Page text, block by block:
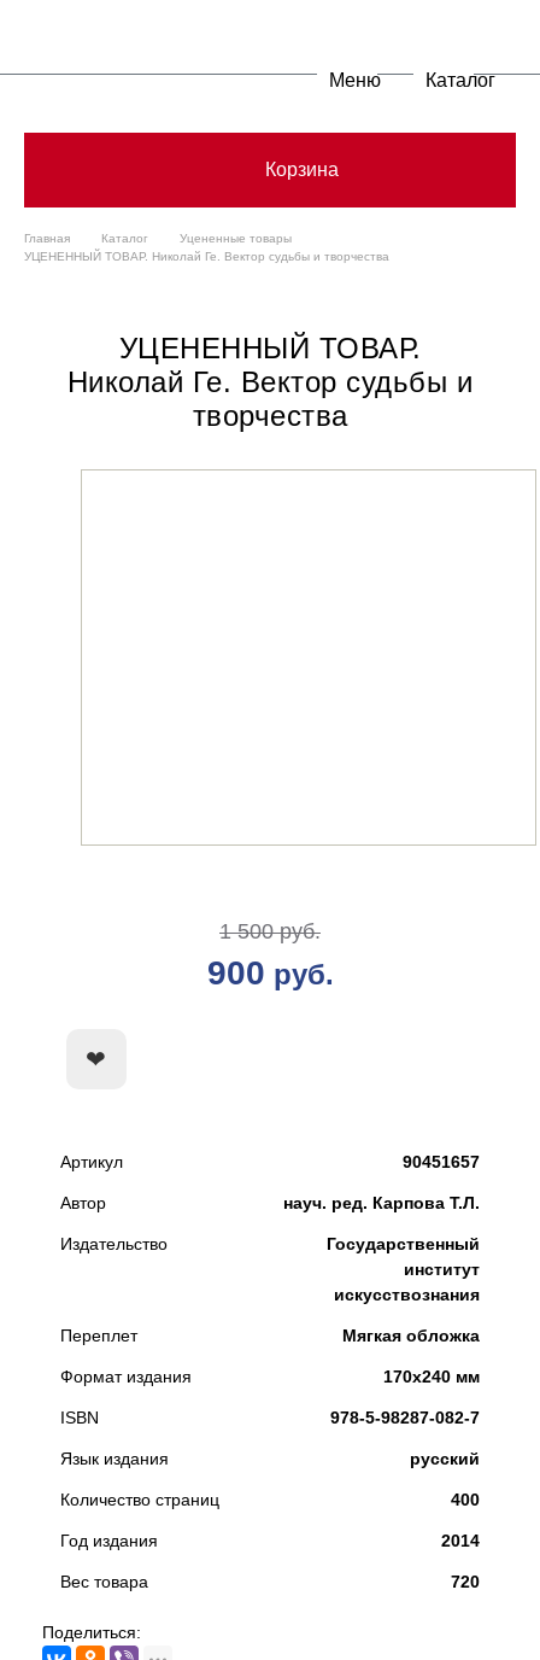
Меню Каталог
Корзина
Главная Каталог
Уцененные товары
УЦЕНЕННЫЙ ТОВАР. Николай Ге. Вектор судьбы и творчества
УЦЕНЕННЫЙ ТОВАР.
Николай Ге. Вектор судьбы и
творчества
1 500 руб.
900 руб.
Артикул 90451657
Автор науч. ред. Карпова Т.Л.
Издательство
Государственный
институт
искусствознания
Переплет Мягкая обложка
Формат издания 170x240 мм
ISBN 978-5-98287-082-7
Язык издания русский
Количество страниц 400
Год издания 2014
Вес товара 720
Поделиться: